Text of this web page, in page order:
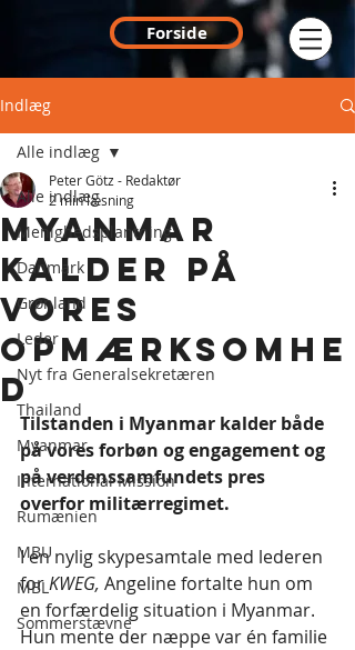
Forside
Indlæg
Alle indlæg
Menighedsplantning
Danmark
Grønland
Leder
Nyt fra Generalsekretæren
Thailand
Myanmar
International Mission
Rumænien
MBU
MBL
Sommerstævne
Alle indlæg
Myanmar
kalder på
vores
opmærksomhe
d
Peter Götz - Redaktør
2 min læsning
Tilstanden i Myanmar kalder både
på vores forbøn og engagement og
på verdenssamfundets pres
overfor militærregimet.
I en nylig skypesamtale med lederen
for KWEG, Angeline fortalte hun om
en forfærdelig situation i Myanmar.
Hun mente der næppe var én familie